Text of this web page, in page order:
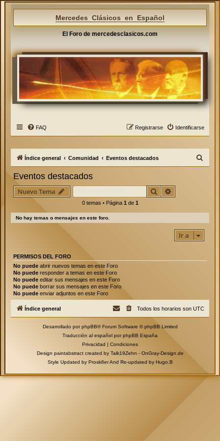
Mercedes Clásicos en Español
El Foro de mercedesclasicos.com
FAQ Identificarse
Registrarse
Índice general Comunidad Eventos destacados
Eventos destacados
Nuevo Tema Buscar
0 temas • Página 1 de 1
No hay temas o mensajes en este foro.
Ir a
PERMISOS DEL FORO
No puede abrir nuevos temas en este Foro
No puede responder a temas en este Foro
No puede editar sus mensajes en este Foro
No puede borrar sus mensajes en este Foro
No puede enviar adjuntos en este Foro
Índice general Todos los horarios son UTC
Desarrollado porphpBB® Forum Software © phpBB Limited
Traducción al español porphpBB España
Privacidad | Condiciones
Design paintabstract created by Talk19Zehn - OnGray-Design.de
Style Updated by Prosk8erAnd Re-updated by Hugo.B